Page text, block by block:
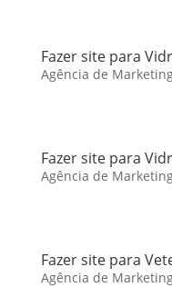
Fazer site para
Agência de
Fazer site para
Agência de
Fazer site para
Agência de